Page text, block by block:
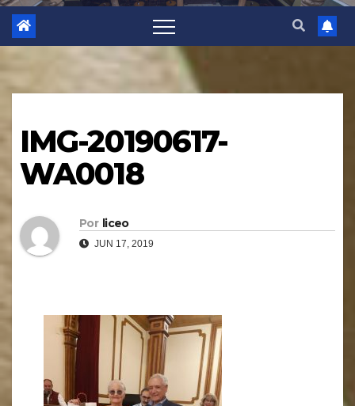
IMG-20190617-
WA0018
Por liceo
JUN 17, 2019